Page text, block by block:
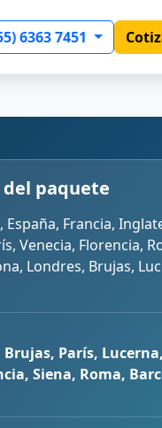
6363 7451
paquete
España, Francia,
Venecia, Florencia,
Londres, Brujas,
Brujas, París, Lucerna,
Siena, Roma,